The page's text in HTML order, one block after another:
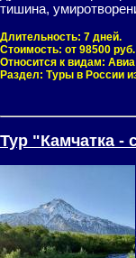
тишина,
Длительность: 7 дней.
Стоимость: от 98500 руб.
Относится к видам:
Раздел: Туры в России
Тур "Камчатка -